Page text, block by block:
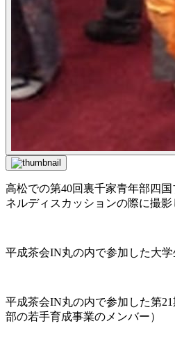
高松での第40回裏千家青年部四
ネルディスカッションの際に撮
平成茶会IN丸の内で参加した大学
平成茶会IN丸の内で参加した第
部の若手育成事業のメンバー）